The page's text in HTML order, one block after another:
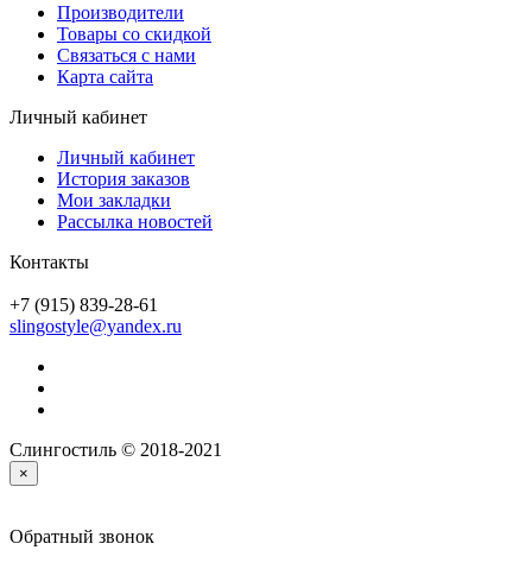
Производители
Товары со скидкой
Связаться с нами
Карта сайта
Личный кабинет
Личный кабинет
История заказов
Мои закладки
Рассылка новостей
Контакты
+7 (915) 839-28-61
slingostyle@yandex.ru
Слингостиль © 2018-2021
×
Обратный звонок